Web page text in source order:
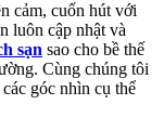
cảm, cuốn hút với
luôn cập nhật và
sạn sao cho bề thế
Cùng chúng tôi
góc nhìn cụ thể